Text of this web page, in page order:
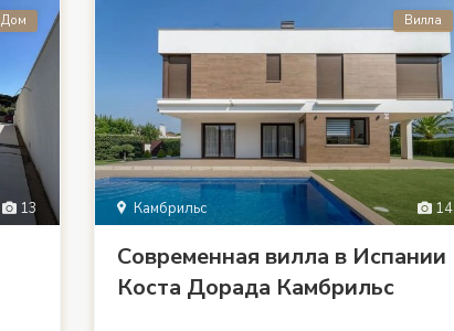
13
Дом
14
Камбрильс
Вилла
Современная вилла в Испании
Коста Дорада Камбрильс